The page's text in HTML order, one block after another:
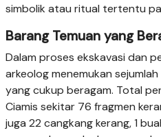
simbolik atau ritual tertentu
Barang Temuan yang
Dalam proses ekskavasi dan
arkeolog menemukan
yang cukup beragam. Total
Ciamis sekitar 76 fragmen
juga 22 cangkang kerang, 1